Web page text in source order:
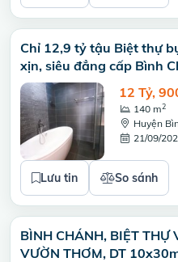
Chỉ 12,9 tỷ tậu Biệt thự
xịn, siêu đẳng cấp Bình
12 Tỷ,
140 m2
Huyện
21/09/
Lưu tin So sánh
BÌNH CHÁNH, BIỆT THỰ
VƯỜN THƠM, DT